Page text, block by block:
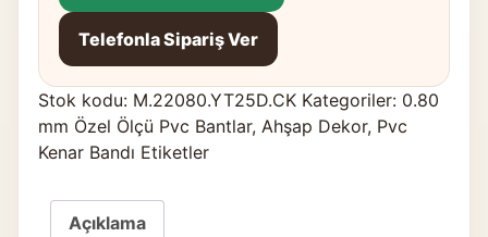
Telefonla Sipariş Ver
Stok kodu: M.22080.YT25D.CK Kategoriler: 0.80
mm Özel Ölçü Pvc Bantlar, Ahşap Dekor, Pvc
Kenar Bandı Etiketler
Açıklama